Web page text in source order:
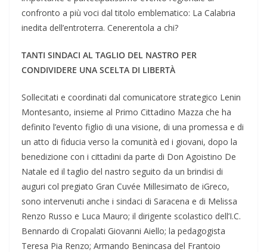
confronto a più voci dal titolo emblematico: La Calabria
inedita dell’entroterra. Cenerentola a chi?
TANTI SINDACI AL TAGLIO DEL NASTRO PER
CONDIVIDERE UNA SCELTA DI LIBERTÀ
Sollecitati e coordinati dal comunicatore strategico Lenin
Montesanto, insieme al Primo Cittadino Mazza che ha
definito l’evento figlio di una visione, di una promessa e di
un atto di fiducia verso la comunità ed i giovani, dopo la
benedizione con i cittadini da parte di Don Agoistino De
Natale ed il taglio del nastro seguito da un brindisi di
auguri col pregiato Gran Cuvée Millesimato de iGreco,
sono intervenuti anche i sindaci di Saracena e di Melissa
Renzo Russo e Luca Mauro; il dirigente scolastico dell’I.C.
Bennardo di Cropalati Giovanni Aiello; la pedagogista
Teresa Pia Renzo; Armando Benincasa del Frantoio